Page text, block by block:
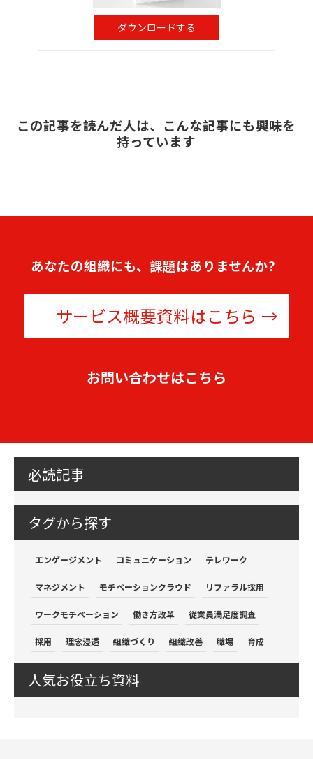
ダウンロードする
この記事を読んだ人は、こんな記事にも興味を
持っています
あなたの組織にも、課題はありませんか？
サービス概要資料はこちら
お問い合わせはこちら
必読記事
タグから探す
エンゲージメント コミュニケーション テレワーク
マネジメント モチベーションクラウド リファラル採用
ワークモチベーション 働き方改革 従業員満足度調査
採用 理念浸透 組織づくり 組織改善 職場 育成
人気お役立ち資料